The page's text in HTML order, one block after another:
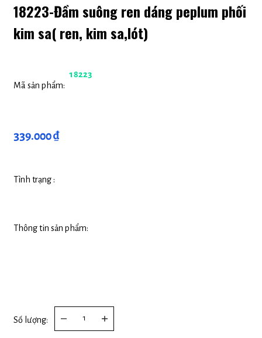
18223-Đầm suông ren dáng peplum phối
kim sa( ren, kim sa,lót)
Mã sản phẩm:
18223
339.000 ₫
Tình trạng :
Thông tin sản phẩm:
Số lượng: